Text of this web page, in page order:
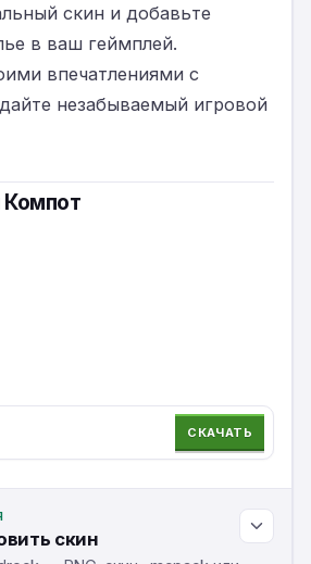
скин и добавьте
в ваш геймплей.
впечатлениями с
незабываемый игровой
Компот
СКАЧАТЬ
скин